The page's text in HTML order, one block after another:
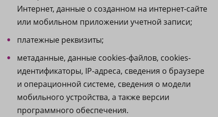
Интернет, данные о созданном на интернет-сайте
или мобильном приложении учетной записи;
платежные реквизиты;
метаданные, данные cookies-файлов, cookies-
идентификаторы, IP-адреса, сведения о браузере
и операционной системе, сведения о модели
мобильного устройства, а также версии
программного обеспечения.